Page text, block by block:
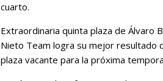
cuarto.
Extraordinaria quinta plaza de Álvaro
Nieto Team logra su mejor resultado
plaza vacante para la próxima